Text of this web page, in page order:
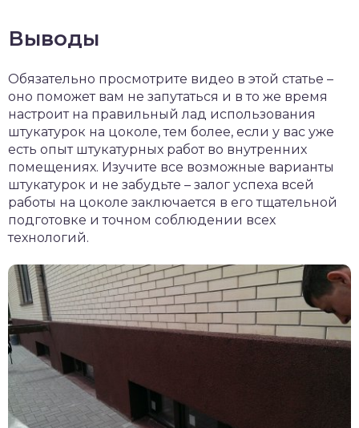
Выводы
Обязательно просмотрите видео в этой статье –
оно поможет вам не запутаться и в то же время
настроит на правильный лад использования
штукатурок на цоколе, тем более, если у вас уже
есть опыт штукатурных работ во внутренних
помещениях. Изучите все возможные варианты
штукатурок и не забудьте – залог успеха всей
работы на цоколе заключается в его тщательной
подготовке и точном соблюдении всех
технологий.